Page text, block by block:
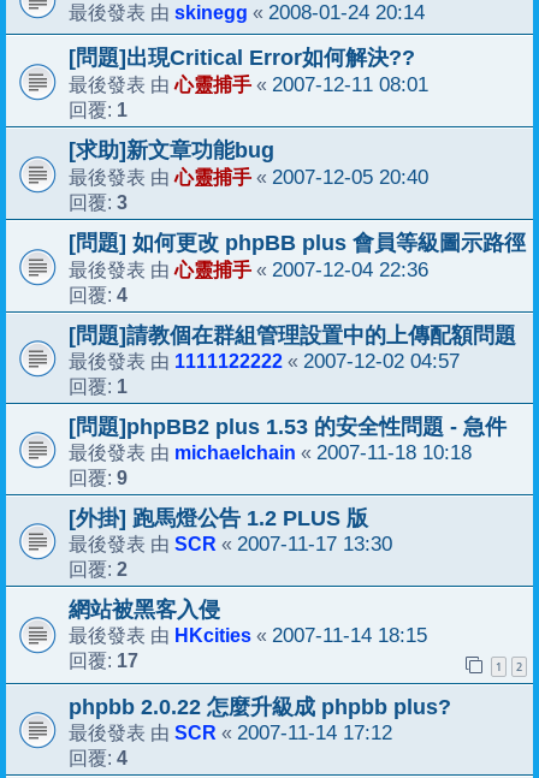
最後發表 由 skinegg « 2008-01-24 20:14
[問題]出現Critical Error如何解決??
最後發表 由心靈捕手 « 2007-12-11 08:01
回覆: 1
[求助]新文章功能bug
最後發表 由心靈捕手 « 2007-12-05 20:40
回覆: 3
[問題] 如何更改 phpBB plus 會員等級圖示路徑
最後發表 由心靈捕手 « 2007-12-04 22:36
回覆: 4
[問題]請教個在群組管理設置中的上傳配額問題
最後發表 由 1111122222 « 2007-12-02 04:57
回覆: 1
[問題]phpBB2 plus 1.53 的安全性問題 - 急件
最後發表 由 michaelchain « 2007-11-18 10:18
回覆: 9
[外掛] 跑馬燈公告 1.2 PLUS 版
最後發表 由 SCR « 2007-11-17 13:30
回覆: 2
網站被黑客入侵
最後發表 由 HKcities « 2007-11-14 18:15
回覆: 17 1 2
phpbb 2.0.22 怎麼升級成 phpbb plus?
最後發表 由 SCR « 2007-11-14 17:12
回覆: 4